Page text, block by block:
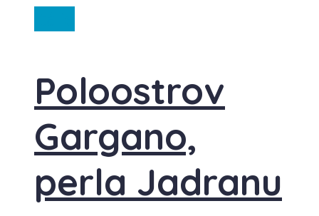
Poloostrov
Gargano,
perla Jadranu